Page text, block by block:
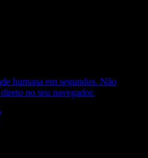
humana em segundos. Não
no seu navegador.